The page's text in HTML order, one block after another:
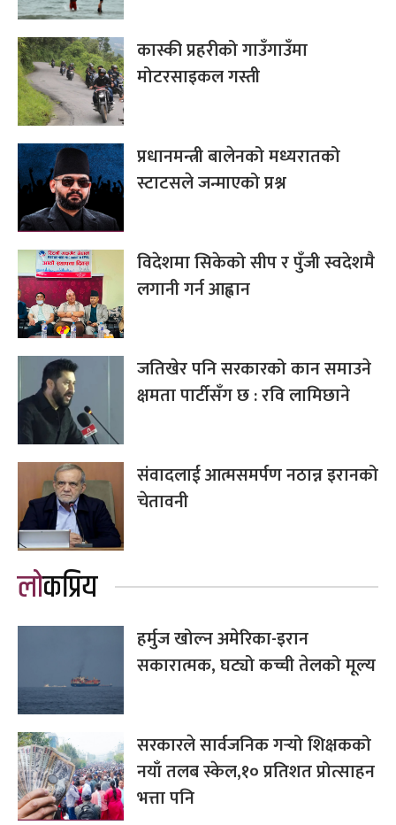
कास्की प्रहरीको गाउँगाउँमा
मोटरसाइकल गस्ती
प्रधानमन्त्री बालेनको मध्यरातको
स्टाटसले जन्माएको प्रश्न
विदेशमा सिकेको सीप र पुँजी स्वदेशमै
लगानी गर्न आह्वान
जतिखेर पनि सरकारको कान समाउने
क्षमता पार्टीसँग छ : रवि लामिछाने
संवादलाई आत्मसमर्पण नठान्न इरानको
चेतावनी
लोकप्रिय
हर्मुज खोल्न अमेरिका-इरान
सकारात्मक, घट्यो कच्ची तेलको मूल्य
सरकारले सार्वजनिक गर्‍यो शिक्षकको
नयाँ तलब स्केल,१० प्रतिशत प्रोत्साहन
भत्ता पनि